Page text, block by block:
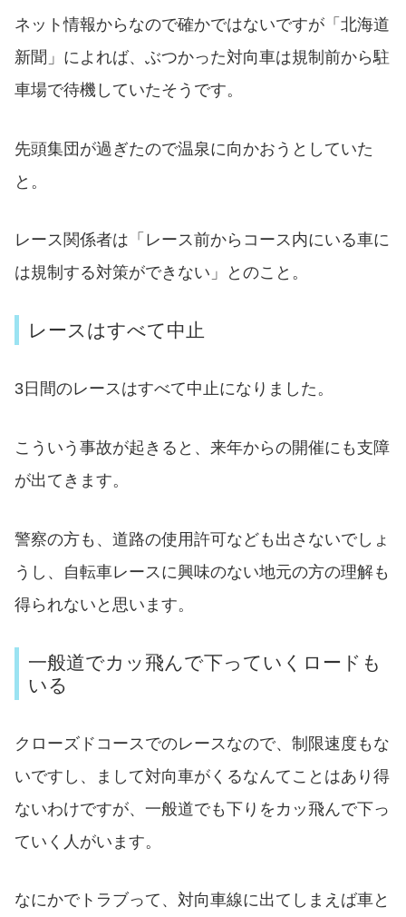
ネット情報からなので確かではないですが「北海道
新聞」によれば、ぶつかった対向車は規制前から駐
車場で待機していたそうです。
先頭集団が過ぎたので温泉に向かおうとしていた
と。
レース関係者は「レース前からコース内にいる車に
は規制する対策ができない」とのこと。
レースはすべて中止
3日間のレースはすべて中止になりました。
こういう事故が起きると、来年からの開催にも支障
が出てきます。
警察の方も、道路の使用許可なども出さないでしょ
うし、自転車レースに興味のない地元の方の理解も
得られないと思います。
一般道でカッ飛んで下っていくロードも
いる
クローズドコースでのレースなので、制限速度もな
いですし、まして対向車がくるなんてことはあり得
ないわけですが、一般道でも下りをカッ飛んで下っ
ていく人がいます。
なにかでトラブって、対向車線に出てしまえば車と